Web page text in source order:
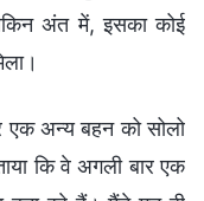
अंत में, इसका कोई
अन्य बहन को सोलो
कि वे अगली बार एक